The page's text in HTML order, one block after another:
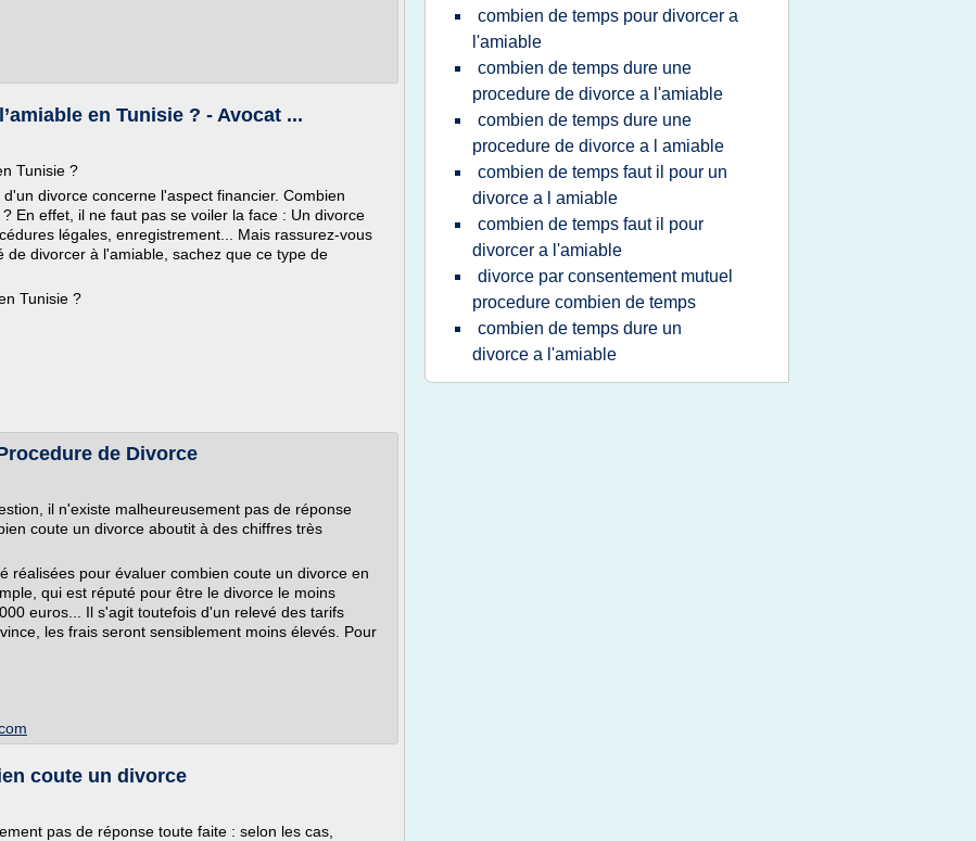
en Tunisie ? - Avocat ...
Tunisie ?
divorce concerne l'aspect financier. Combien
En effet, il ne faut pas se voiler la face : Un divorce
légales, enregistrement... Mais rassurez-vous
de divorcer à l'amiable, sachez que ce type de
Tunisie ?
de Divorce
il n'existe malheureusement pas de réponse
coute un divorce aboutit à des chiffres très
réalisées pour évaluer combien coute un divorce en
qui est réputé pour être le divorce le moins
euros... Il s'agit toutefois d'un relevé des tarifs
les frais seront sensiblement moins élevés. Pour
coute un divorce
pas de réponse toute faite : selon les cas,
combien de temps pour divorcer a
l'amiable
combien de temps dure une
procedure de divorce a l'amiable
combien de temps dure une
procedure de divorce a l amiable
combien de temps faut il pour un
divorce a l amiable
combien de temps faut il pour
divorcer a l'amiable
divorce par consentement mutuel
procedure combien de temps
combien de temps dure un
divorce a l'amiable